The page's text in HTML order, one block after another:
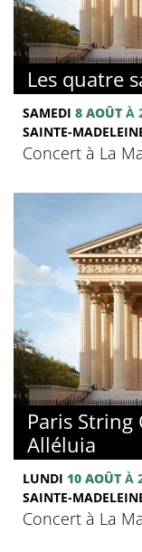
Les quatre
SAMEDI 8 AOÛT À
SAINTE-
Concert à La
Paris String
Alléluia
LUNDI 10 AOÛT À
SAINTE-
Concert à La